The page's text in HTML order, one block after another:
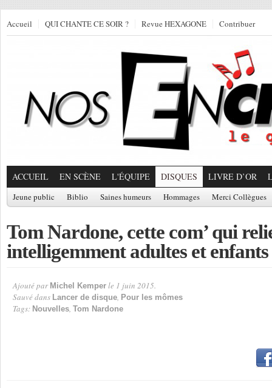
Accueil QUI CHANTE CE SOIR ? Revue HEXAGONE Contribuer
ACCUEIL EN SCÈNE L'ÉQUIPE DISQUES LIVRE D’OR
Jeune public Biblio Saines humeurs Hommages Merci Collègues
Tom Nardone, cette com’ qui
intelligemment adultes et enfants
Ajouté par Michel Kemper le 1 juin 2015.
Sauvé dans Lancer de disque, Pour les mômes
Tags: Nouvelles, Tom Nardone